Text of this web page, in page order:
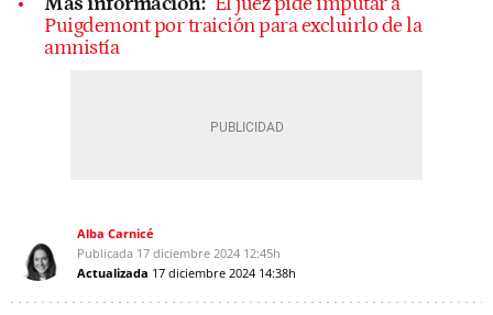
Puigdemont por traición para excluirlo de la
amnistía
Alba Carnicé
Publicada 17 diciembre 2024 12:45h
Actualizada 17 diciembre 2024 14:38h